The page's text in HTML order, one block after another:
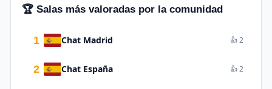
🏆 Salas más valoradas por la comunidad
1 Chat Madrid 👍 2
2 Chat España 👍 2